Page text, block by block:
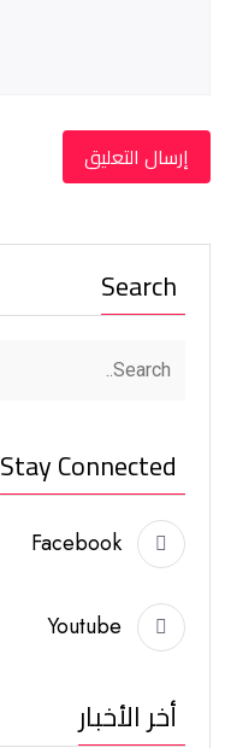
Search
Stay Connected
Facebook
Youtube
أخر الأخبار